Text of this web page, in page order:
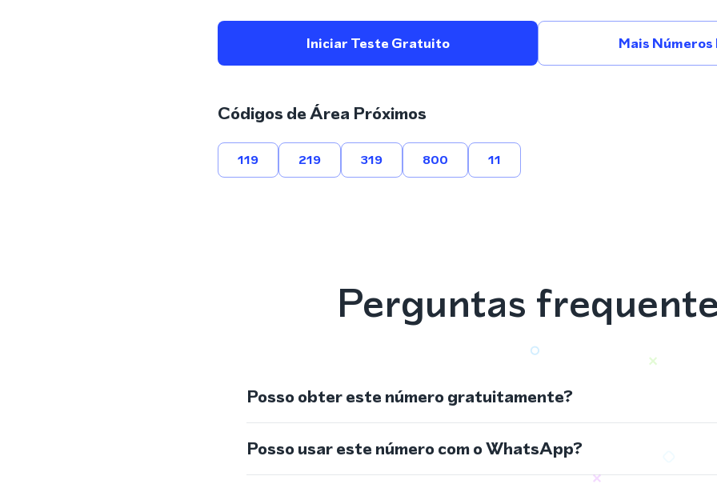
Iniciar Teste Gratuito Mais Números
Códigos de Área Próximos
119 219 319 800 11
Perguntas
Posso obter este número gratuitamente?
Posso usar este número com o WhatsApp?